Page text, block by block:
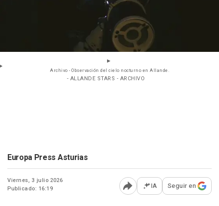
Archivo - Observación del cielo nocturno en Allande.
- ALLANDE STARS - ARCHIVO
Europa Press Asturias
Viernes, 3 julio 2026
Publicado: 16:19
Abrir opciones para
IA Seguir en